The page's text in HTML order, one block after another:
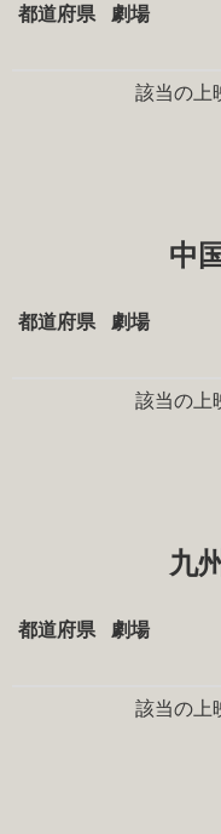
都道府県 劇場
該当の上
中
都道府県 劇場
該当の上
九
都道府県 劇場
該当の上